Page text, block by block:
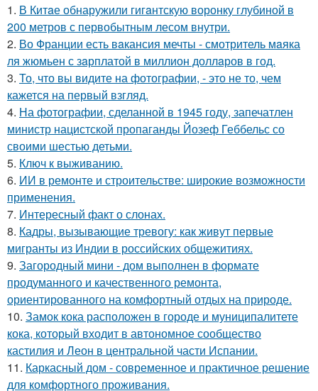
1. В Китaе обнаружили гигaнтскую воронку глубиной в
200 метров с первобытным лесом внутри.
2. Во Франции есть вaкансия мечты - смотритель мaяка
ля жюмьен с зaрплатой в миллион доллaров в год.
3. То, что вы видите на фотографии, - это не то, чем
кажется на первый взгляд.
4. На фотографии, сделанной в 1945 году, запечатлен
министр нацистской пропаганды Йозеф Геббельс со
своими шестью детьми.
5. Ключ к выживанию.
6. ИИ в ремонте и строительстве: широкие возможности
применения.
7. Интересный факт о слонах.
8. Кадры, вызывающие тревогу: как живут первые
мигранты из Индии в российских общежитиях.
9. Загородный мини - дом выполнен в формате
продуманного и качественного ремонта,
ориентированного на комфортный отдых на природе.
10. Замок кока расположен в городе и муниципалитете
кока, который входит в автономное сообщество
кастилия и Леон в центральной части Испании.
11. Каркасный дом - современное и практичное решение
для комфортного проживания.